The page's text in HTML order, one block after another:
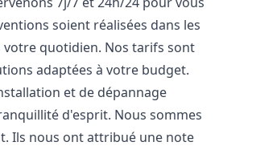
soient réalisées dans les
quotidien. Nos tarifs sont
adaptées à votre budget.
et de dépannage
d'esprit. Nous sommes
Ils nous ont attribué une note